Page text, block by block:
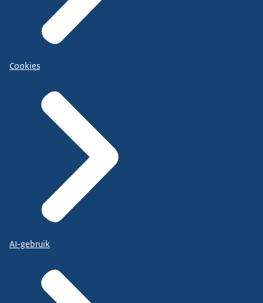
Cookies
AI-gebruik